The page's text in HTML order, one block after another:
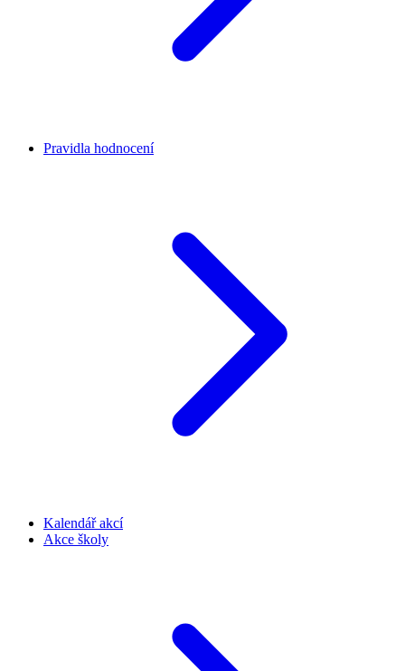
Pravidla hodnocení
Kalendář akcí
Akce školy